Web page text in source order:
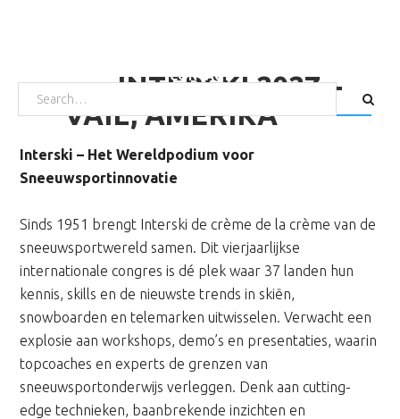
hoofd
inhoud
eerste
sidebar
voettekst
CONTACT
SEARCH
FOR:
INTERSKI 2027 –
VAIL, AMERIKA
Interski – Het Wereldpodium voor
Sneeuwsportinnovatie
Sinds 1951 brengt Interski de crème de la crème van de
sneeuwsportwereld samen. Dit vierjaarlijkse
internationale congres is dé plek waar 37 landen hun
kennis, skills en de nieuwste trends in skiën,
snowboarden en telemarken uitwisselen. Verwacht een
explosie aan workshops, demo’s en presentaties, waarin
topcoaches en experts de grenzen van
sneeuwsportonderwijs verleggen. Denk aan cutting-
edge technieken, baanbrekende inzichten en